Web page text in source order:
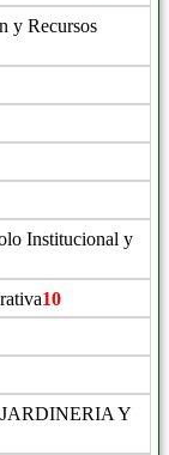
y Recursos
Institucional y
10
Y